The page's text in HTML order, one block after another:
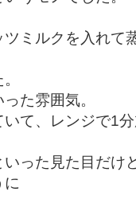
ミルクを入れて
た雰囲気。
て、レンジで1
った見た目だけ
に